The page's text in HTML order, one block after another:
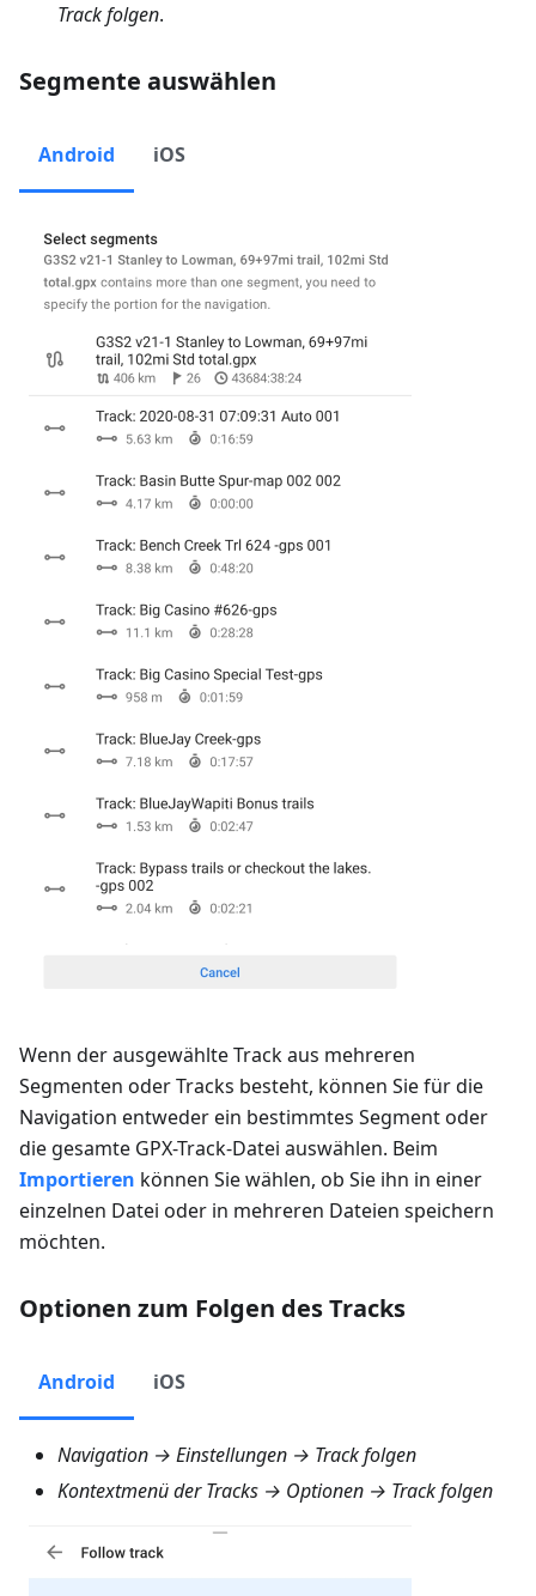
Track folgen.
Segmente auswählen
Android iOS
Wenn der ausgewählte Track aus mehreren
Segmenten oder Tracks besteht, können Sie für die
Navigation entweder ein bestimmtes Segment oder
die gesamte GPX-Track-Datei auswählen. Beim
Importieren können Sie wählen, ob Sie ihn in einer
einzelnen Datei oder in mehreren Dateien speichern
möchten.
Optionen zum Folgen des Tracks
Android iOS
Navigation → Einstellungen → Track folgen
Kontextmenü der Tracks → Optionen → Track folgen